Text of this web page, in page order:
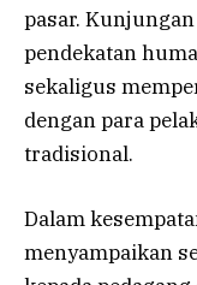
pasar.
pendekatan
sekaligus
dengan para
tradisional.
Dalam
menyampaikan